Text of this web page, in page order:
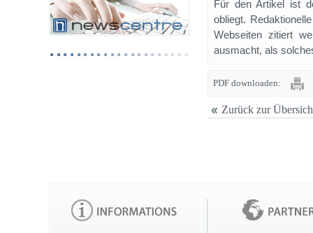
Für den Artikel ist
obliegt.
Webseiten zitiert
ausmacht, als
PDF downloaden:
Zurück zur